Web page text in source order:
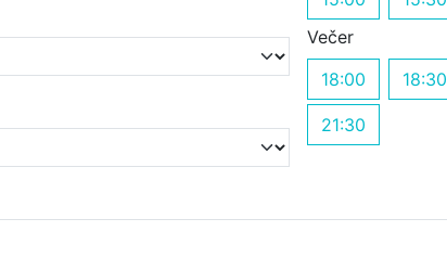
Večer
18:00
18:30
21:30